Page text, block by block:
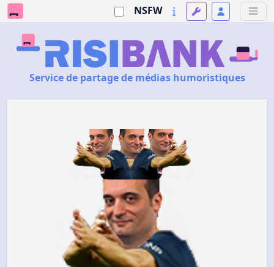
NSFW
Service de partage de médias humoristiques